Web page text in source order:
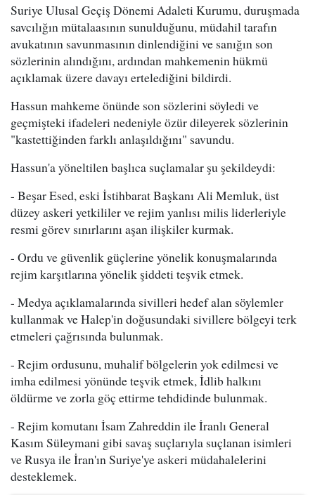
Suriye Ulusal Geçiş Dönemi Adaleti Kurumu, duruşmada
savcılığın mütalaasının sunulduğunu, müdahil tarafın
avukatının savunmasının dinlendiğini ve sanığın son
sözlerinin alındığını, ardından mahkemenin hükmü
açıklamak üzere davayı ertelediğini bildirdi.
Hassun mahkeme önünde son sözlerini söyledi ve
geçmişteki ifadeleri nedeniyle özür dileyerek sözlerinin
"kastettiğinden farklı anlaşıldığını" savundu.
Hassun'a yöneltilen başlıca suçlamalar şu şekildeydi:
- Beşar Esed, eski İstihbarat Başkanı Ali Memluk, üst
düzey askeri yetkililer ve rejim yanlısı milis liderleriyle
resmi görev sınırlarını aşan ilişkiler kurmak.
- Ordu ve güvenlik güçlerine yönelik konuşmalarında
rejim karşıtlarına yönelik şiddeti teşvik etmek.
- Medya açıklamalarında sivilleri hedef alan söylemler
kullanmak ve Halep'in doğusundaki sivillere bölgeyi terk
etmeleri çağrısında bulunmak.
- Rejim ordusunu, muhalif bölgelerin yok edilmesi ve
imha edilmesi yönünde teşvik etmek, İdlib halkını
öldürme ve zorla göç ettirme tehdidinde bulunmak.
- Rejim komutanı İsam Zahreddin ile İranlı General
Kasım Süleymani gibi savaş suçlarıyla suçlanan isimleri
ve Rusya ile İran'ın Suriye'ye askeri müdahalelerini
desteklemek.